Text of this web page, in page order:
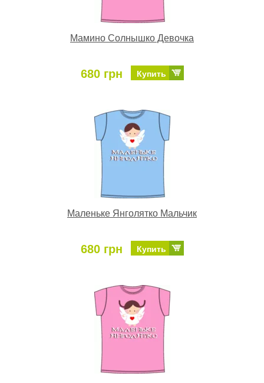
Мамино Солнышко Девочка
680 грн Купить
Маленьке Янголятко Мальчик
680 грн Купить